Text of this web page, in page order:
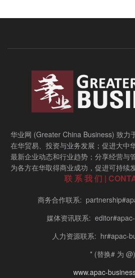
华业网 (Greater China Business) 致力
在华贸易、投资与业务发展；促进大中
最新企业动态和行业趋势；分享经营与
为各方在华取得商业成功，促进可持续
联 系 我 们 |
商务合作联系:
媒体资讯联系:
人力资源联系: hr#apac-
* (替换# 为 @)
www.apac-